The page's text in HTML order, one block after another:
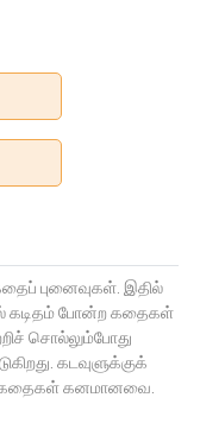
புனைவுகள். இதில்
கடிதம் போன்ற கதைகள்
சொல்லும்போது
கடவுளுக்குக்
கனமானவை.